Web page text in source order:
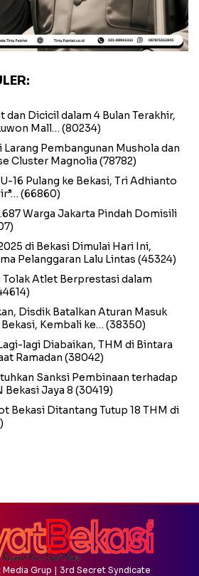
dan Dicicil dalam 4 Bulan Terakhir,
Mall… (80234)
Pembangunan Mushola dan
Cluster Magnolia (78782)
16 Pulang ke Bekasi, Tri Adhianto
(66860)
Warga Jakarta Pindah Domisili
di Bekasi Dimulai Hari Ini,
Pelanggaran Lalu Lintas (45324)
Tolak Atlet Berprestasi dalam
Disdik Batalkan Aturan Masuk
Kembali ke… (38350)
lagi Diabaikan, THM di Bintara
Ramadan (38042)
Sanksi Pembinaan terhadap
Bekasi Jaya 8 (30419)
Bekasi Ditantang Tutup 18 THM di
Media Grup | 3rd Secret Syndicate